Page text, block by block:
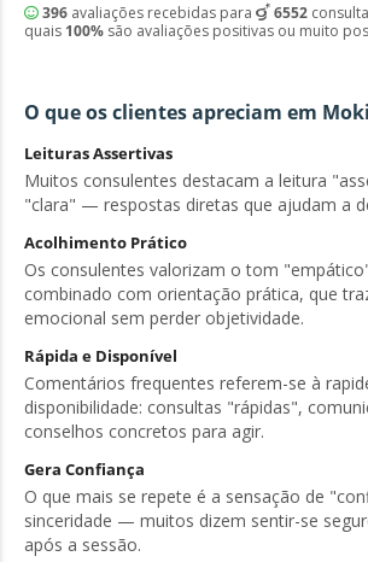
396avaliações recebidas para 6552
quais 100%são avaliações positivas ou muito
O que os clientes apreciam em
Leituras Assertivas
Muitos consulentes destacam a leitura
"clara" — respostas diretas que ajudam a
Acolhimento Prático
Os consulentes valorizam o tom
combinado com orientação prática, que
emocional sem perder objetividade.
Rápida e Disponível
Comentários frequentes referem-se à
disponibilidade: consultas "rápidas",
conselhos concretos para agir.
Gera Confiança
O que mais se repete é a sensação de
sinceridade — muitos dizem sentir-se
após a sessão.